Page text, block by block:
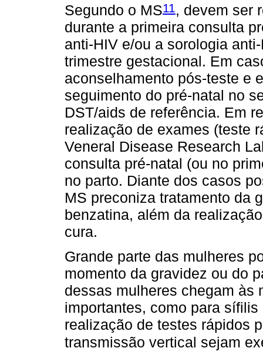
Segundo o MS11, devem ser
durante a primeira consulta
anti-HIV e/ou a sorologia
trimestre gestacional. Em
aconselhamento pós-teste e
seguimento do pré-natal no
DST/aids de referência. Em
realização de exames (teste
Veneral Disease Research
consulta pré-natal (ou no
no parto. Diante dos casos
MS preconiza tratamento da
benzatina, além da
cura.
Grande parte das mulheres
momento da gravidez ou do
dessas mulheres chegam às
importantes, como para
realização de testes rápidos
transmissão vertical sejam